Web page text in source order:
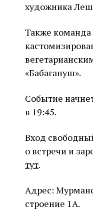
художника
Также команда
«Бабагануш».
Событие
в 19:45.
Вход
о встречи и
тут.
Адрес:
строение 1А.